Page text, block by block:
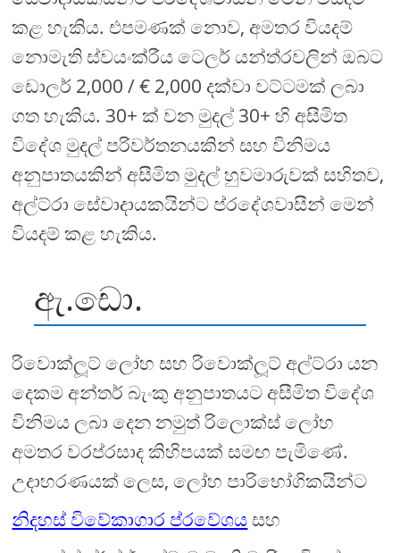
කළ හැකිය. එපමණක් නොව, අමතර වියදම්
නොමැති ස්වයංක්රීය ටෙලර් යන්ත්රවලින් ඔබට
ඩොලර් 2,000 / € 2,000 දක්වා වට්ටමක් ලබා
ගත හැකිය. 30+ ක් වන මුදල් 30+ හි අසීමිත
විදේශ මුදල් පරිවර්තනයකින් සහ විනිමය
අනුපාතයකින් අසීමිත මුදල් හුවමාරුවක් සහිතව,
අල්ට්රා සේවාදායකයින්ට ප්රදේශවාසීන් මෙන්
වියදම් කළ හැකිය.
ඇ.ඩො.
රිවොක්ලූට් ලෝහ සහ රිවොක්ලූට් අල්ට්රා යන
දෙකම අන්තර් බැංකු අනුපාතයට අසීමිත විදේශ
විනිමය ලබා දෙන නමුත් රිලොක්ස් ලෝහ
අමතර වරප්රසාද කිහිපයක් සමඟ පැමිණේ.
උදාහරණයක් ලෙස, ලෝහ පාරිභෝගිකයින්ට
නිදහස් විවේකාගාර ප්රවේශය සහ